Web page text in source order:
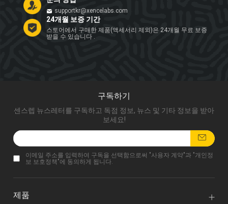
supportkr@xencelabs.com
24개월 보증 기간
스토어에서 구매한 제품(액세서리 제외)은 24개월 무료 보증
받을 수 있습니다 .
구독하기
센스렙 뉴스레터를 구독하고 독점 정보, 뉴스 및 기타 정보을 받아
보세요!
이메일 주소를 입력하여 구독을 선택함으로써 "사용자 계약"과 "개인정
보 보호정책 "에 동의하게 됩니다.
제품